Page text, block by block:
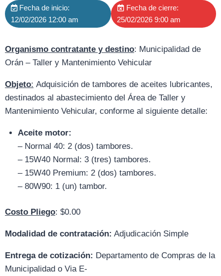
Fecha de inicio:
12/02/2026 12:00 am
Fecha de cierre:
25/02/2026 9:00 am
Organismo contratante y destino: Municipalidad de
Orán – Taller y Mantenimiento Vehicular
Objeto: Adquisición de tambores de aceites lubricantes,
destinados al abastecimiento del Área de Taller y
Mantenimiento Vehicular, conforme al siguiente detalle:
Aceite motor:
– Normal 40: 2 (dos) tambores.
– 15W40 Normal: 3 (tres) tambores.
– 15W40 Premium: 2 (dos) tambores.
– 80W90: 1 (un) tambor.
Costo Pliego: $0.00
Modalidad de contratación: Adjudicación Simple
Entrega de cotización: Departamento de Compras de la
Municipalidad o Via E-